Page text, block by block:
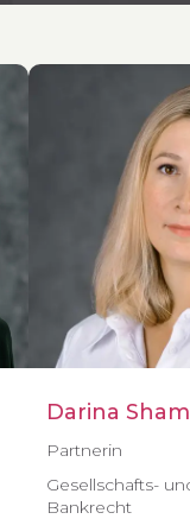
Darina
Partnerin
Gesellschafts-
Bankrecht